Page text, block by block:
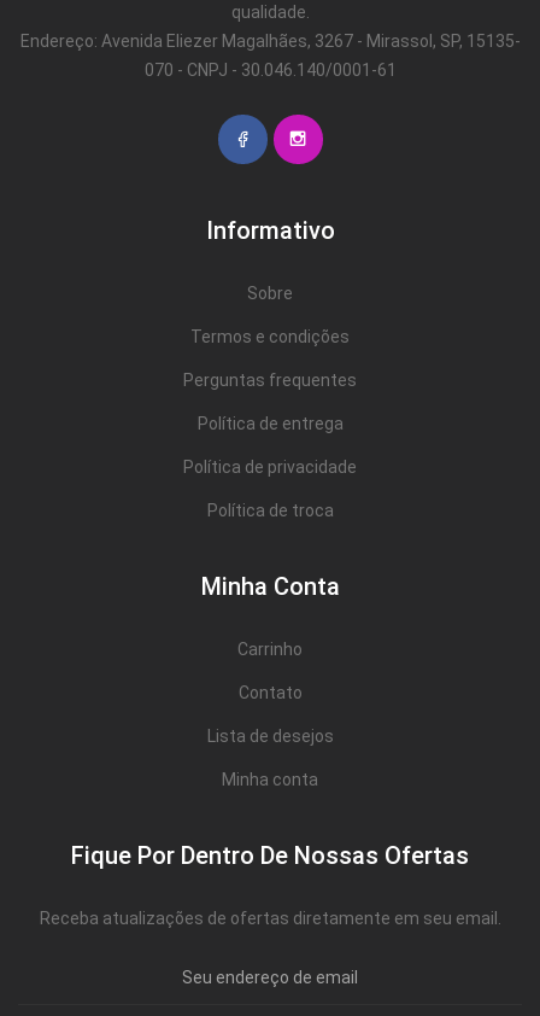
qualidade.
Endereço: Avenida Eliezer Magalhães, 3267 - Mirassol, SP, 15135-
070 - CNPJ - 30.046.140/0001-61
Informativo
Sobre
Termos e condições
Perguntas frequentes
Política de entrega
Política de privacidade
Política de troca
Minha Conta
Carrinho
Contato
Lista de desejos
Minha conta
Fique Por Dentro De Nossas Ofertas
Receba atualizações de ofertas diretamente em seu email.